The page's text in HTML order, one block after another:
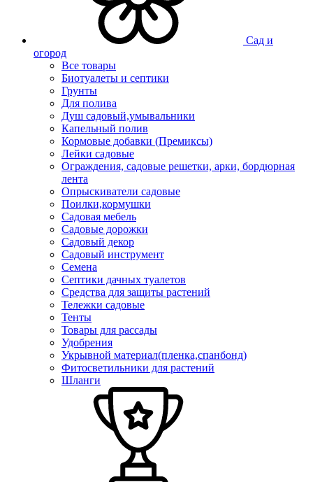
Сад и
огород
Все товары
Биотуалеты и септики
Грунты
Для полива
Душ садовый,умывальники
Капельный полив
Кормовые добавки (Премиксы)
Лейки садовые
Ограждения, садовые решетки, арки, бордюрная
лента
Опрыскиватели садовые
Поилки,кормушки
Садовая мебель
Садовые дорожки
Садовый декор
Садовый инструмент
Семена
Септики дачных туалетов
Средства для защиты растений
Тележки садовые
Тенты
Товары для рассады
Удобрения
Укрывной материал(пленка,спанбонд)
Фитосветильники для растений
Шланги